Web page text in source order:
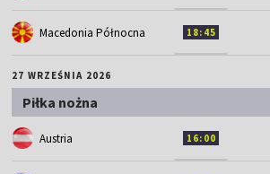
Macedonia Północna 18:45
27 WRZEŚNIA 2026
Piłka nożna
Austria 16:00